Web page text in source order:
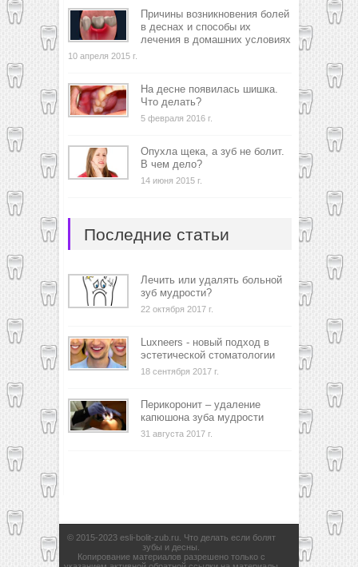
Причины возникновения болей
в деснах и способы их
лечения в домашних условиях
10 апреля 2015 г.
На десне появилась шишка.
Что делать?
5 февраля 2016 г.
Опухла щека, а зуб не болит.
В чем дело?
14 июня 2015 г.
Последние статьи
Лечить или удалять больной
зуб мудрости?
22 октября 2017 г.
Luxneers - новый подход в
эстетической стоматологии
18 сентября 2017 г.
Перикоронит – удаление
капюшона зуба мудрости
31 августа 2017 г.
© 2015-2023 esli-bolit-zub.ru. Что делать если болят
зубы и десны.
Копирование материалов разрешено только с